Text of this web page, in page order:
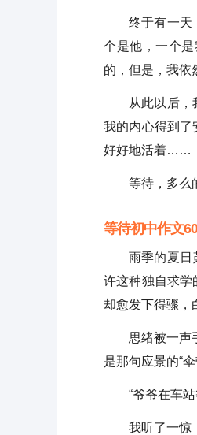
终于有一天
个是他，一个
的，但是，我依
从此以后，
我的内心得到了
好好地活着……
等待，多么
等待初中作文
雨季的夏日
许这种独自求学
却愈发下得骤，
思绪被一声
是那句应景的“
“爷爷在车
我听了一惊